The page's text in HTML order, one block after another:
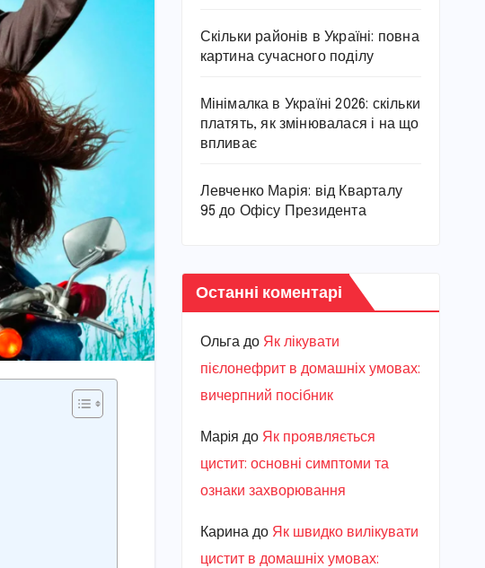
Скільки районів в Україні: повна
картина сучасного поділу
Мінімалка в Україні 2026: скільки
платять, як змінювалася і на що
впливає
Левченко Марія: від Кварталу
95 до Офісу Президента
Останні коментарі
Ольгадо Як лікувати
пієлонефрит в домашніх умовах:
вичерпний посібник
Марiя до Як проявляється
цистит: основні симптоми та
ознаки захворювання
Каринадо Як швидко вилікувати
цистит в домашніх умовах: